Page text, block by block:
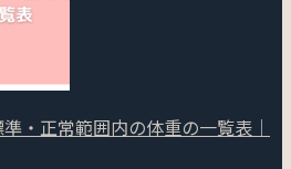
準・正常範囲内の体重の一覧表｜